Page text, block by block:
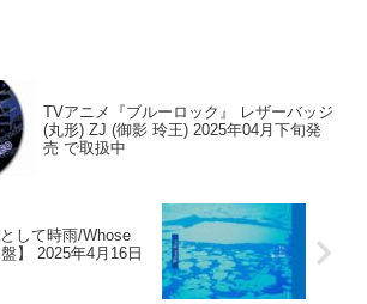
TVアニメ『ブルーロック』 レザーバッジ
(丸形) ZJ (御影 玲王) 2025年04月下旬発
売 で取扱中
して時雨/Whose
】 2025年4月16日